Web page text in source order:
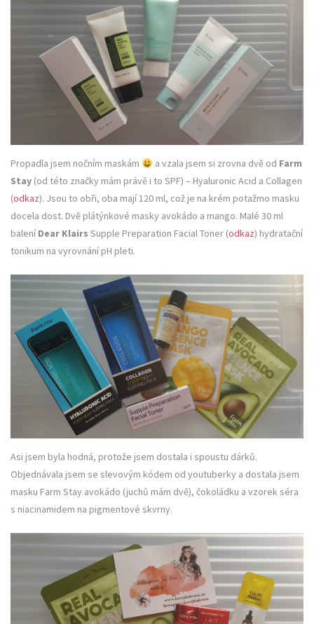
Propadla jsem nočním maskám a vzala jsem si zrovna dvě od Farm
Stay (od této značky mám právě i to SPF) – Hyaluronic Acid a Collagen
(odkaz). Jsou to obři, oba mají 120 ml, což je na krém potažmo masku
docela dost. Dvě plátýnkové masky avokádo a mango. Malé 30 ml
balení Dear Klairs Supple Preparation Facial Toner (odkaz) hydratační
tonikum na vyrovnání pH pleti.
Asi jsem byla hodná, protože jsem dostala i spoustu dárků.
Objednávala jsem se slevovým kódem od youtuberky a dostala jsem
masku Farm Stay avokádo (juchů mám dvě), čokoládku a vzorek séra
s niacinamidem na pigmentové skvrny.